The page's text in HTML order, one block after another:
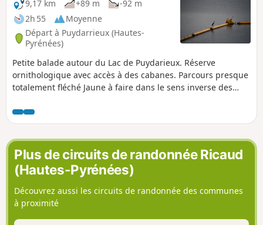
9,17 km
+89 m
-92 m
2h 55
Moyenne
Départ à Puydarrieux (Hautes-
Pyrénées)
Petite balade autour du Lac de Puydarieux. Réserve
ornithologique avec accès à des cabanes. Parcours presque
totalement fléché Jaune à faire dans le sens inverse des
endommagé ou absent. De rares sentiers sont peu visibles.
Plus de circuits de randonnée Ricaud
(Hautes-Pyrénées)
Découvrez aussi les circuits de randonnée des communes
à proximité